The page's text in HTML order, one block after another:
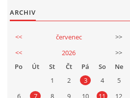
ARCHIV
<< červenec
>>
<<
2026
>>
Po
Út St Čt Pá So
Ne
1
2 3 4
5
6
7 8 9 10 11 12